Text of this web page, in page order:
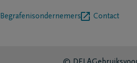
Begrafenisondernemers Contact